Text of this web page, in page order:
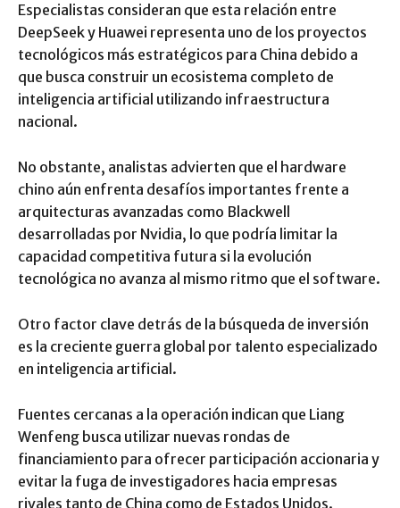
Especialistas consideran que esta relación entre
DeepSeek y Huawei representa uno de los proyectos
tecnológicos más estratégicos para China debido a
que busca construir un ecosistema completo de
inteligencia artificial utilizando infraestructura
nacional.
No obstante, analistas advierten que el hardware
chino aún enfrenta desafíos importantes frente a
arquitecturas avanzadas como Blackwell
desarrolladas por Nvidia, lo que podría limitar la
capacidad competitiva futura si la evolución
tecnológica no avanza al mismo ritmo que el software.
Otro factor clave detrás de la búsqueda de inversión
es la creciente guerra global por talento especializado
en inteligencia artificial.
Fuentes cercanas a la operación indican que Liang
Wenfeng busca utilizar nuevas rondas de
financiamiento para ofrecer participación accionaria y
evitar la fuga de investigadores hacia empresas
rivales tanto de China como de Estados Unidos.